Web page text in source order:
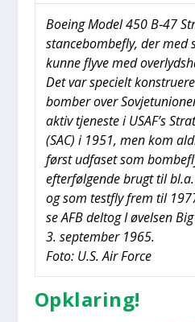
Boe­ing Model 450 B‑47
stan­ce­bom­be­fly, der med
kun­ne fly­ve med
Det var spe­ci­elt
bom­ber over
aktiv tje­ne­ste i USAF’s
(SAC) i 1951, men kom
først udfa­set som
efter­føl­gen­de brugt til
og som test­fly frem til
se AFB delt­og I øvel­sen
3. sep­tem­ber 1965.
Foto: U.S. Air For­ce
Opkla­ring!